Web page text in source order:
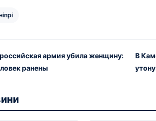
армия убила женщину:
ранены
В